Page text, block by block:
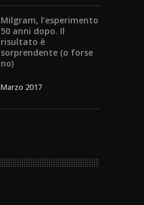
Milgram, l’esperimento
50 anni dopo. Il
risultato è
sorprendente (o forse
no)
Marzo 2017